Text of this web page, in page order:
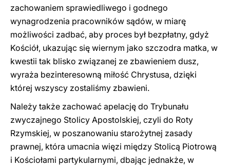
zachowaniem sprawiedliwego i godnego
wynagrodzenia pracowników sądów, w miarę
możliwości zadbać, aby proces był bezpłatny, gdyż
Kościół, ukazując się wiernym jako szczodra matka, w
kwestii tak blisko związanej ze zbawieniem dusz,
wyraża bezinteresowną miłość Chrystusa, dzięki
której wszyscy zostaliśmy zbawieni.
Należy także zachować apelację do Trybunału
zwyczajnego Stolicy Apostolskiej, czyli do Roty
Rzymskiej, w poszanowaniu starożytnej zasady
prawnej, która umacnia więzi między Stolicą Piotrową
i Kościołami partykularnymi, dbając jednakże, w